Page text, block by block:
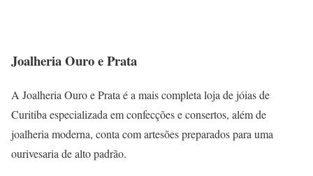
Joalheria Ouro e Prata
A Joalheria Ouro e Prata é a mais completa loja de jóias de
Curitiba especializada em confecções e consertos, além de
joalheria moderna, conta com artesões preparados para uma
ourivesaria de alto padrão.